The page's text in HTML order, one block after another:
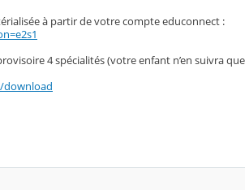
à partir de votre compte educonnect :
4 spécialités (votre enfant n’en suivra que
download